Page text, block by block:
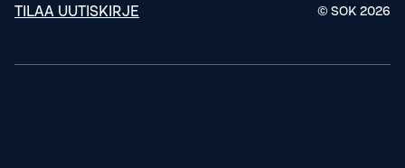
TILAA UUTISKIRJE © SOK 2026